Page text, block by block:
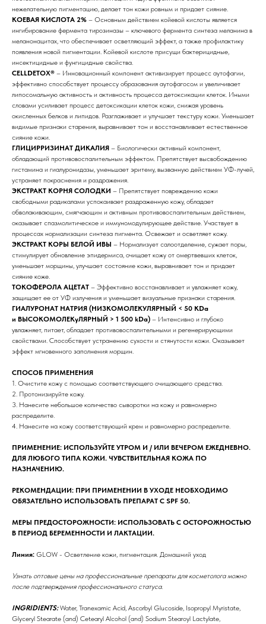
нежелательную пигментацию, делает тон кожи ровным и придает сияние.
КОЕВАЯ КИСЛОТА 2% – Основным действием койевой кислоты является
ингибирование фермента тирозиназы – ключевого фермента синтеза меланина в
меланонацитах, что обеспечивает осветляющий эффект, а также профилактику
появления новой пигментации. Койевой кислоте присущи бактерицидные,
инсектицидные и фунгицидные свойства.
CELLDETOX® – Инновационный компонент активизирует процесс аутофагии,
эффективно способствует процессу образования аутофагосом и увеличивает
липосомальную активность и активность процесса детоксикации клеток. Иными
словами усиливает процесс детоксикации клеток кожи, снижая уровень
окисленных белков и липидов. Разглаживает и улучшает текстуру кожи. Уменьшает
видимые признаки старения, выравнивает тон и восстанавливает естественное
сияние кожи.
ГЛИЦИРРИЗИНАТ ДИКАЛИЯ – Биологически активный компонент,
обладающий противовоспалительным эффектом. Препятствует высвобождению
гистамина и гиалуронидазы, уменьшает эритему, вызванную действием УФ-лучей,
устраняет покраснения и раздражения.
ЭКСТРАКТ КОРНЯ СОЛОДКИ – Препятствует повреждению кожи
свободными радикалами успокаивает раздраженную кожу, обладает
обволакивающим, смягчающим и активным противовоспалительным действием,
оказывает спазмолитическое и иммуномодулирующее действие. Участвует в
процессах нормализации синтеза пигмента. Освежает и осветляет кожу.
ЭКСТРАКТ КОРЫ БЕЛОЙ ИВЫ – Нормализует салоотделение, сужает поры,
стимулирует обновление эпидермиса, очищает кожу от омертвевших клеток,
уменьшает морщины, улучшает состояние кожи, выравнивает тон и придает
сияние коже.
ТОКОФЕРОЛА АЦЕТАТ – Эффективно восстанавливает и увлажняет кожу,
защищает ее от УФ излучения и уменьшает визуальные признаки старения.
ГИАЛУРОНАТ НАТРИЯ (НИЗКОМОЛЕКУЛЯРНЫЙ < 50 KDa
и ВЫСОКОМОЛЕКуЛЯРНЫЙ > 1 500 kDa) – Интенсивно и глубоко
увлажняет, питает, обладает противовоспалительными и регенерирующими
свойствами. Способствует устранению сухости и стянутости кожи. Оказывает
эффект мгновенного заполнения морщин.
СПОСОБ ПРИМЕНЕНИЯ
1. Очистите кожу с помощью соответствующего очищающего средства.
2. Протонизируйте кожу.
3. Нанесите небольшое количество сыворотки на кожу и равномерно
распределите.
4. Нанесите на кожу соответствующий крем и равномерно распределите.
ПРИМЕНЕНИЕ: ИСПОЛЬЗУЙТЕ УТРОМ И / ИЛИ ВЕЧЕРОМ ЕЖЕДНЕВНО.
ДЛЯ ЛЮБОГО ТИПА КОЖИ. ЧУВСТВИТЕЛЬНАЯ КОЖА ПО
НАЗНАЧЕНИЮ.
РЕКОМЕНДАЦИИ: ПРИ ПРИМЕНЕНИИ В УХОДЕ НЕОБХОДИМО
ОБЯЗАТЕЛЬНО ИСПОЛЬЗОВАТЬ ПРЕПАРАТ С SPF 50.
МЕРЫ ПРЕДОСТОРОЖНОСТИ: ИСПОЛЬЗОВАТЬ С ОСТОРОЖНОСТЬЮ
В ПЕРИОД БЕРЕМЕННОСТИ И ЛАКТАЦИИ.
Линия: GLOW - Осветление кожи, пигментация. Домашний уход
Узнать оптовые цены на профессиональные препараты для косметолога можно
после подтверждения профессионального статуса.
INGRIDIENTS:Water, Tranexamic Acid, Ascorbyl Glucoside, Isopropyl Myristate,
Glyceryl Stearate (and) Cetearyl Alcohol (and) Sodium Stearoyl Lactylate,
Бренды
косметика
Препараты косметолога
Доставка